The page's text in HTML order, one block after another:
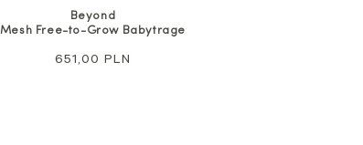
Beyond
Mesh Free-to-Grow Babytrage
Regulärer
651,00 PLN